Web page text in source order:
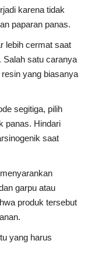
karena tidak
paparan panas.
lebih cermat saat
Salah satu caranya
yang biasanya
segitiga, pilih
panas. Hindari
saat
garpu atau
produk tersebut
yang harus